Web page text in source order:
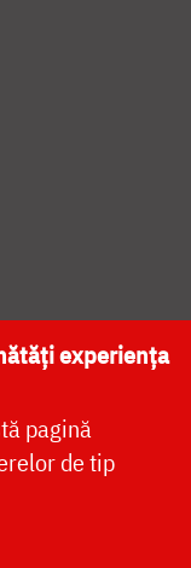
NAȚIONALĂ
experiența
pagină
de tip